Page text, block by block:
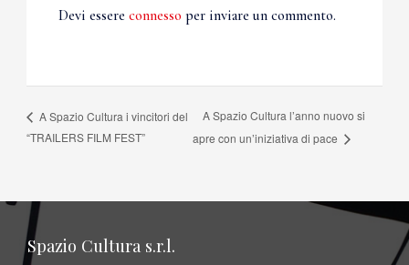
Devi essere connesso per inviare un commento.
A Spazio Cultura i vincitori del
“TRAILERS FILM FEST”
A Spazio Cultura l’anno nuovo si
apre con un’iniziativa di pace
Spazio Cultura s.r.l.